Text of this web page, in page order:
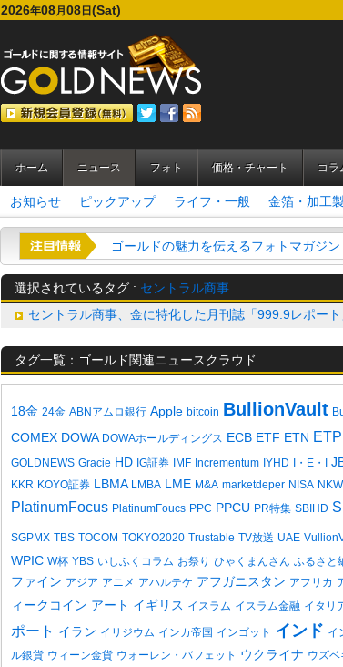
2026年08月 08 日 (Sat)
ホーム ニュース フォト 価格・チャート コラ
お知らせ ピックアップ ライフ・一般 金箔・加工
ゴールドの魅力を伝えるフォトマガジ
選択されているタグ : セントラル商事
セントラル商事、金に特化した月刊誌「999.9レポー
タグ一覧：ゴールド関連ニュースクラウド
18金 24金 ABNアムロ銀行 Apple bitcoin BullionVault
COMEX DOWA DOWAホールディングス ECB ETF ETN ETP
GOLDNEWS Gracie HD IG証券 IMF Incrementum IYHD I・E・I
KKR KOYO証券 LBMA LMBA LME M&A marketdeper NISA
PlatinumFocus PlatinumFoucs PPC PPCU PR特集 SBIHD
SGPMX TBS TOCOM TOKYO2020 Trustable TV放送 UAE
WPIC W杯 YBS いしふくコラム お祭り ひゃくまんさん ふるさと
ファイン アジア アニメ アハルテケ アフガニスタン アフリカ
ィークコイン アート イギリス イスラム イスラム金融 イタリ
ポート イラン イリジウム インカ帝国 インゴット インド イ
ル銀貨 ウィーン金貨 ウォーレン・バフェット ウクライナ ウズベ